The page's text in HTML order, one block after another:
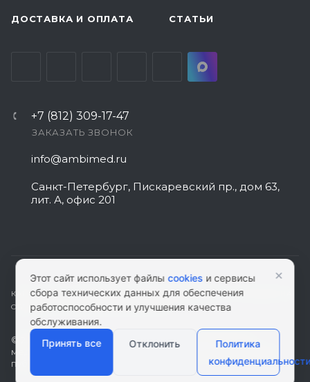
ДОСТАВКА И ОПЛАТА СТАТЬИ
+7 (812) 309-17-47
ЗАКАЗАТЬ ЗВОНОК
info@ambimed.ru
Санкт-Петербург, Пискаревский пр., дом 63,
лит. А, офис 201
КАРТА САЙТА|ПОЛИТИКА КОНФИДЕНЦИАЛЬНОСТИ|СОГЛАСИЕ НА
ОБРАБОТКУ ПЕРСОНАЛЬНЫХ ДАННЫХ
© 2026 ambimed.ru - Медицинское оборудование и
медтехника. Информация на этом ресурсе не является
публичной офертой.
Этот сайт использует файлыcookies и сервисы
сбора технических данных для обеспечения
работоспособности и улучшения качества
обслуживания.
Принять все
Отклонить
Политика
конфиденциальности
×